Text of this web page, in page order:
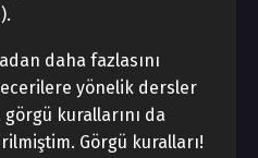
daha fazlasını
yönelik dersler
kurallarını da
Görgü kuralları!